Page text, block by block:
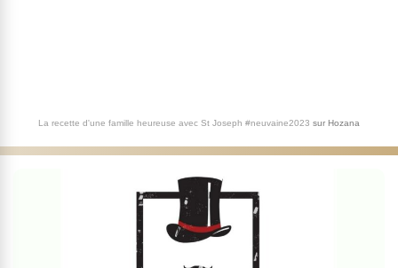
La recette d'une famille heureuse avec St Joseph #neuvaine2023 sur Hozana